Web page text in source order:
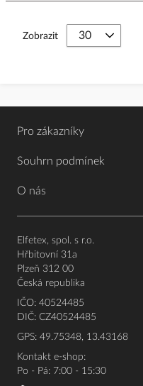
Zobrazit
Pro zákazníky
Souhrn podmínek
O nás
Elfetex, spol. s r.o.
Hřbitovní 31a
Plzeň 312 00
Česká republika
IČO: 40524485
DIČ: CZ40524485
GPS: 49.75348, 13.43168
Kontakt e-shop:
Po - Pá: 7:00 - 15:30